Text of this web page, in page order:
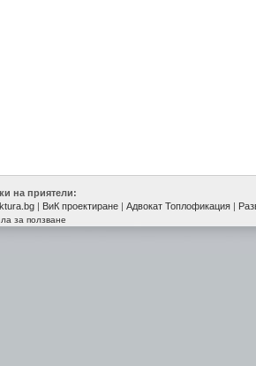
на приятели:
ВиК проектиране Адвокат Топлофикация
за ползване